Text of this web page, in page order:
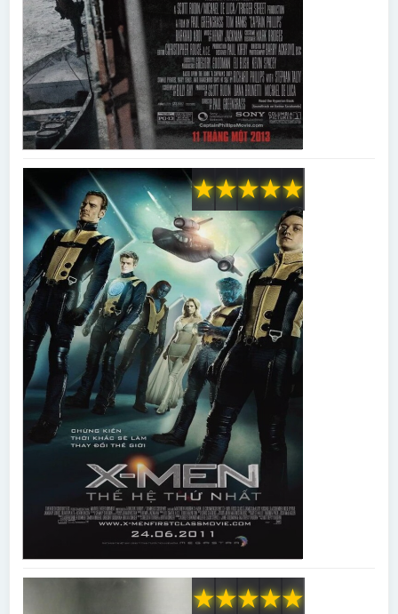
★
★
★
★
★
★
★
★
★
★